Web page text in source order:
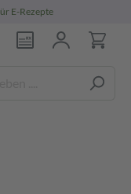
E-Rezepte